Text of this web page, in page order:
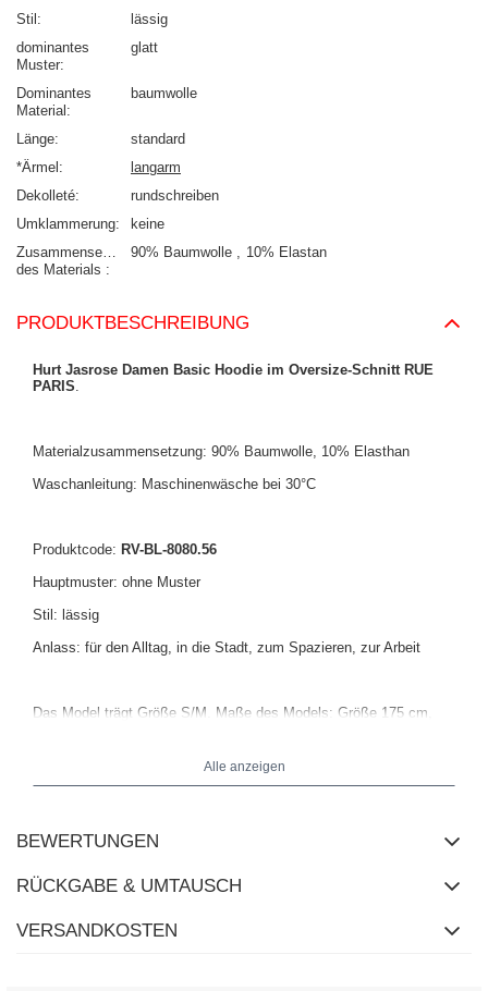
Stil
lässig
dominantes
Muster
glatt
Dominantes
Material
baumwolle
Länge
standard
*Ärmel
langarm
Dekolleté
rundschreiben
Umklammerung
keine
Zusammensetzung
des Materials
90% Baumwolle 10% Elastan
PRODUKTBESCHREIBUNG
Hurt Jasrose Damen Basic Hoodie im Oversize-Schnitt RUE
PARIS
Materialzusammensetzung: 90% Baumwolle, 10% Elasthan
Waschanleitung: Maschinenwäsche bei 30°C
Produktcode: RV-BL-8080.56
Hauptmuster: ohne Muster
Stil: lässig
Anlass: für den Alltag, in die Stadt, zum Spazieren, zur Arbeit
Das Model trägt Größe S/M. Maße des Models: Größe 175 cm,
Alle anzeigen
BEWERTUNGEN
RÜCKGABE & UMTAUSCH
VERSANDKOSTEN